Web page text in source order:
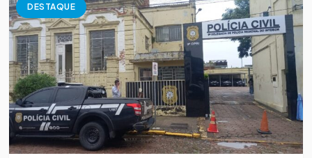
DESTAQUE